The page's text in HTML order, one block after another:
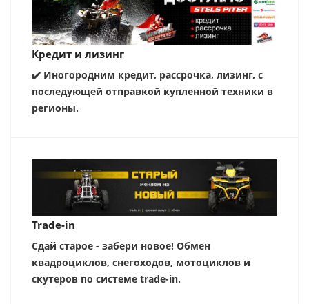
Кредит и лизинг
✔️ Иногородним кредит, рассрочка, лизинг, с
последующей отправкой купленной техники в
регионы.
Trade-in
Сдай старое - забери новое! Обмен
квадроциклов, снегоходов, мотоциклов и
скутеров по системе trade-in.